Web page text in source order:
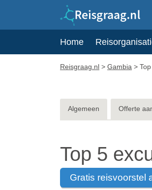
Home
Reisgraag.nl > Gambia >
Algemeen Offerte
Top 5
gratis reisvoorstel